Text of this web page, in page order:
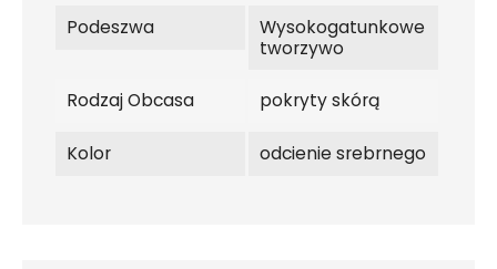
Podeszwa
Wysokogatunkowe
tworzywo
Rodzaj Obcasa pokryty skórą
Kolor odcienie srebrnego